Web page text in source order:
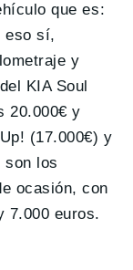
que es:
eso sí,
y
KIA Soul
20.000€ y
(17.000€) y
son los
ocasión, con
7.000 euros.